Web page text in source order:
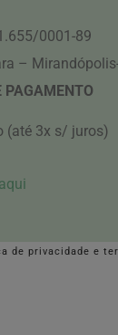
0001-89
–
PAGAMENTO
(até 3x s/ juros)
de privacidade e